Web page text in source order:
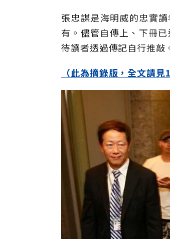
張忠謀是海明威的忠實
有。儘管自傳上、下冊
待讀者透過傳記自行推敲
（此為摘錄版，全文請